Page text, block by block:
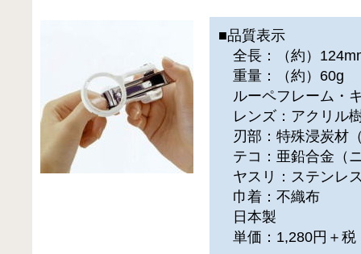
■品質表示
全長：（約）
重量：（約）60g
ルーペフレーム・
レンズ：アクリル
刃部：特殊浸炭材
テコ：亜鉛合金（
ヤスリ：ステンレ
巾着：不織布
日本製
単価：1,280円＋税